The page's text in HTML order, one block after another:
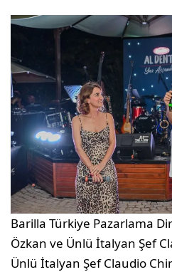
Barilla Türkiye Pazarlama
Özkan ve Ünlü İtalyan Şef
Ünlü İtalyan Şef Claudio